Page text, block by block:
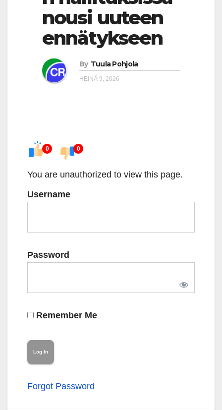
nousi uuteen
ennätykseen
By Tuula Pohjola
HEINÄ 9, 2026
0 0
You are unauthorized to view this page.
Username
Password
Remember Me
Forgot Password